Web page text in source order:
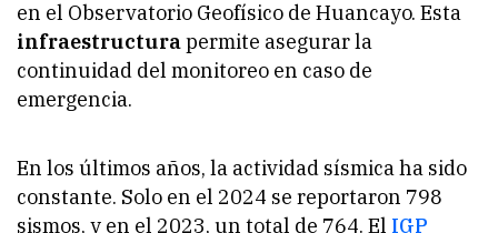
en el Observatorio Geofísico de Huancayo. Esta
infraestructurapermite asegurar la
continuidad del monitoreo en caso de
emergencia.
En los últimos años, la actividad sísmica ha sido
constante. Solo en el 2024 se reportaron 798
sismos, y en el 2023, un total de 764. El IGP